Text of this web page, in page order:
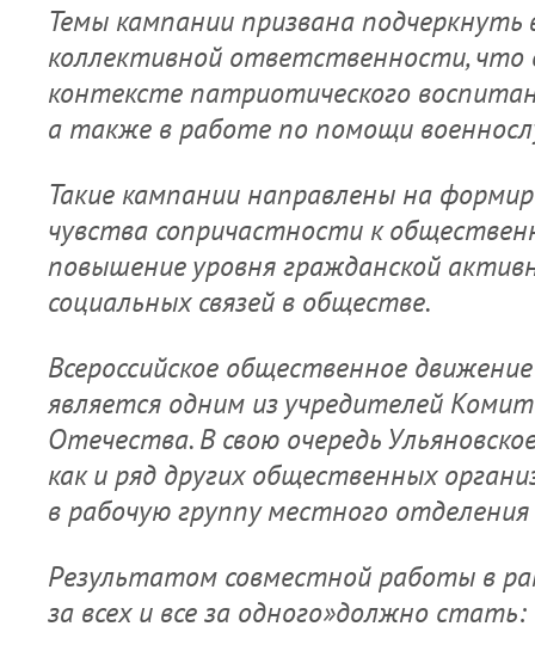
Темы кампании призвана
коллективной ответственности, что
контексте патриотического
а также в работе по помощи
Такие кампании направлены на
чувства сопричастности к
повышение уровня гражданской
социальных связей в обществе.
Всероссийское общественное
является одним из учредителей
Отечества. В свою очередь
как и ряд других общественных
в рабочую группу местного
Результатом совместной работы в
за всех и все за одного»должно стать: